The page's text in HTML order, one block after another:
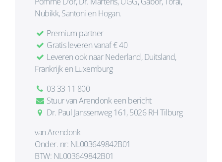
Nubikk, Santoni en Hogan.
Premium partner
Gratis leveren vanaf € 40
Leveren ook naar Nederland, Duitsland,
Frankrijk en Luxemburg
03 33 11 800
Stuur van Arendonk een bericht
Dr. Paul Janssenweg 161, 5026 RH Tilburg
van Arendonk
Onder. nr: NL003649842B01
BTW: NL003649842B01